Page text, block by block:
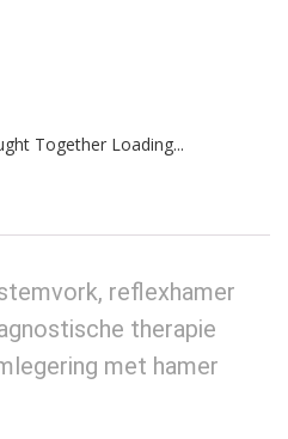
Together Loading...
reflexhamer
therapie
met hamer